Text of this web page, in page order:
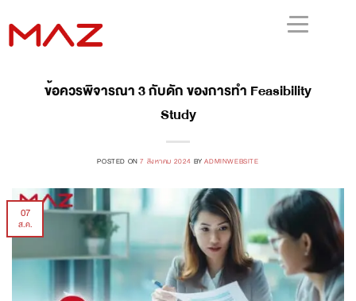
ข้อควรพิจารณา 3 กับดัก ของการทำ Feasibility
Study
POSTED ON7 สิงหาคม 2024 BYADMINWEBSITE
07
ส.ค.